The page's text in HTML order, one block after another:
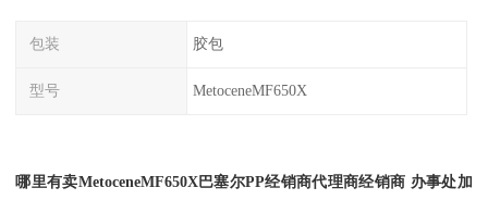
包装 胶包
型号 MetoceneMF650X
哪里有卖MetoceneMF650X巴塞尔PP经销商代理商经销商 办事处加